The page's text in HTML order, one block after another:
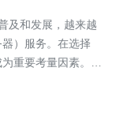
）服务。在选择
重要考量因素。本